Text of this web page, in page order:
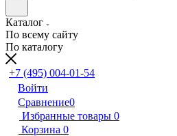
Каталог
По всему сайту
По каталогу
+7 (495) 004-01-54
Войти
Сравнение0
Избранные товары 0
Корзина 0